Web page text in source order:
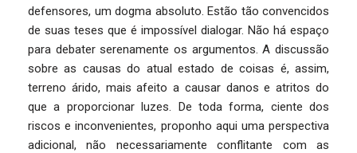
defensores, um dogma absoluto. Estão tão convencidos
de suas teses que é impossível dialogar. Não há espaço
para debater serenamente os argumentos. A discussão
sobre as causas do atual estado de coisas é, assim,
terreno árido, mais afeito a causar danos e atritos do
que a proporcionar luzes. De toda forma, ciente dos
riscos e inconvenientes, proponho aqui uma perspectiva
adicional, não necessariamente conflitante com as